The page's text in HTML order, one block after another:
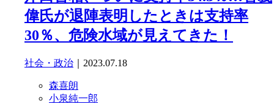
偉氏が退陣表明したときは支持率
30％、危険水域が見えてきた！
社会・政治 ｜2023.07.18
森喜朗
小泉純一郎